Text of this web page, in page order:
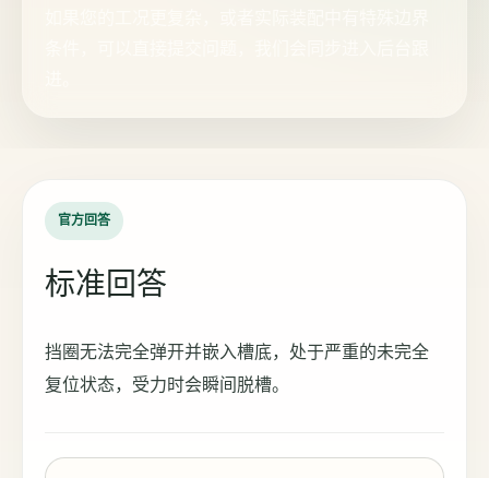
官方回答
标准回答
挡圈无法完全弹开并嵌入槽底，处于严重的未完全
复位状态，受力时会瞬间脱槽。